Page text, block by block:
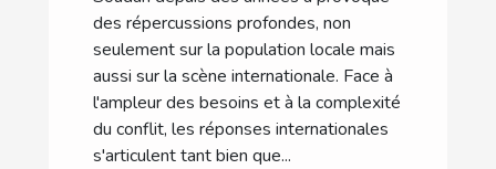
des répercussions profondes, non
seulement sur la population locale mais
aussi sur la scène internationale. Face à
l'ampleur des besoins et à la complexité
du conflit, les réponses internationales
s'articulent tant bien que...